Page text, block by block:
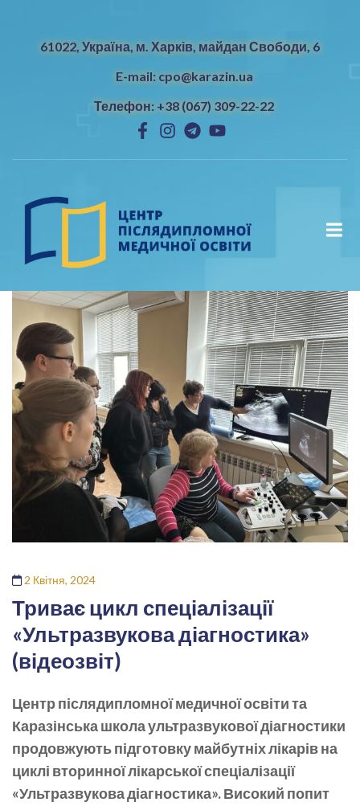
61022, Україна, м. Харків, майдан Свободи, 6
E-mail: cpo@karazin.ua
Телефон: +38 (067) 309-22-22
2 Квітня, 2024
Триває цикл спеціалізації
«Ультразвукова діагностика»
(відеозвіт)
Центр післядипломної медичної освіти та
Каразінська школа ультразвукової діагностики
продовжують підготовку майбутніх лікарів на
циклі вторинної лікарської спеціалізації
«Ультразвукова діагностика». Високий попит